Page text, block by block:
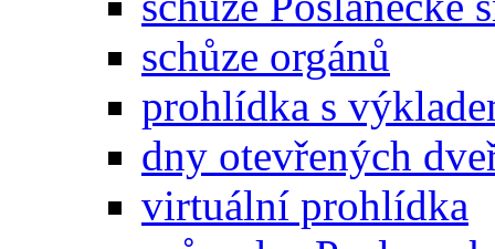
schůze orgánů
prohlídka s
dny otevřených
virtuální prohlídka